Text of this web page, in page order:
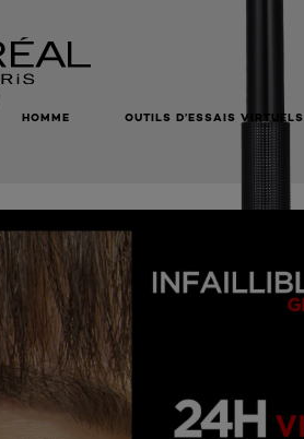
HOMME OUTILS D’ESSAIS VIRTUELS